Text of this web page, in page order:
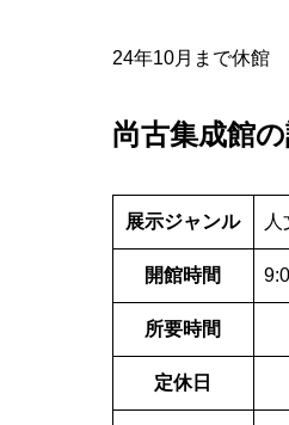
24年10月まで休館
尚古集成館
展示ジャンル 人
開館時間
所要時間
定休日